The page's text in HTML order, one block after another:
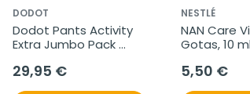
DODOT
Dodot Pants Activity
Extra Jumbo Pack
29,95 €
NESTLÉ
NAN Care
Gotas, 10 ml
5,50 €